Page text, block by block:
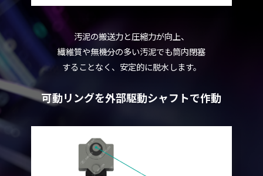
汚泥の搬送力と圧縮力が向上、
繊維質や無機分の多い汚泥でも筒内閉塞
することなく、安定的に脱水します。
可動リングを外部駆動シャフトで作動